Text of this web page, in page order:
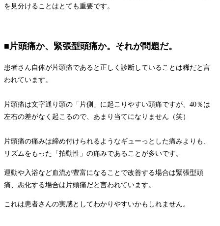
を見分けることはとても重要です。
■片頭痛か、緊張型頭痛か。それが問題だ。
患者さん自体が片頭痛であると正しく診断していることは稀だと言
われています。
片頭痛は文字通り頭の「片側」に起こりやすい頭痛ですが、40％は
左右の差がなく起こるので、あまり当てになりません（笑）
片頭痛の痛みは締め付けられるようなギューっとした痛みよりも、
リズムをもった「拍動性」の痛みであることが多いです。
運動や入浴など血流が豊富になることで改善する場合は緊張型頭
痛、悪化する場合は片頭痛だと言われています。
これは患者さんの実感としてわかりやすいかもしれません。